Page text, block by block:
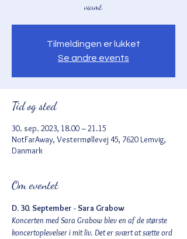
varmt.
Tilmeldingen er lukket
Se andre events
Tid og sted
30. sep. 2023, 18.00 – 21.15
NotFarAway, Vestermøllevej 45, 7620 Lemvig,
Danmark
Om eventet
D. 30. September - Sara Grabow
Koncerten med Sara Grabow blev en af de største
koncertoplevelser i mit liv. Det er svært at sætte ord